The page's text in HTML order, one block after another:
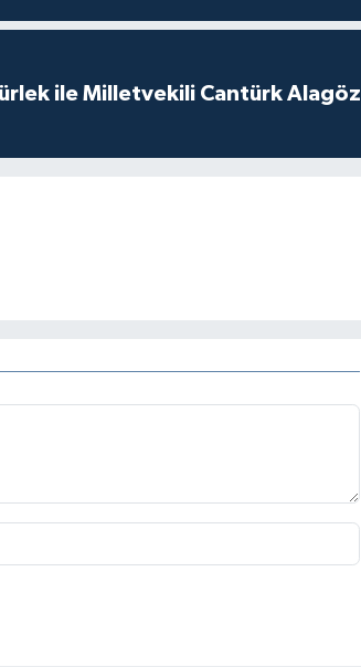
ile Milletvekili Cantürk Alagöz